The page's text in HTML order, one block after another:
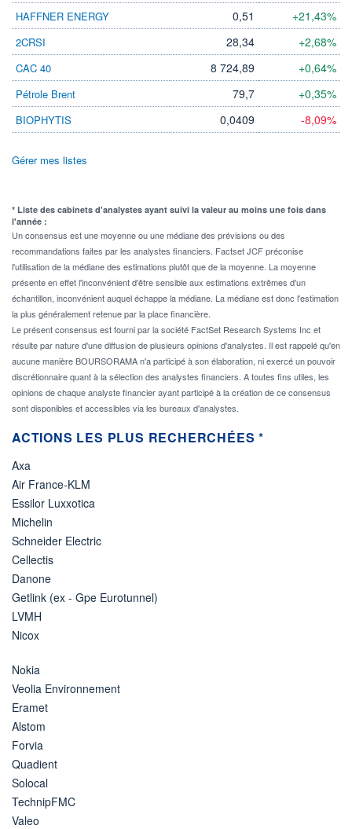
HAFFNER ENERGY 0,51 +21,43%
2CRSI 28,34 +2,68%
CAC 40 8 724,89 +0,64%
Pétrole Brent 79,7 +0,35%
BIOPHYTIS 0,0409 -8,09%
Gérer mes listes
* Liste des cabinets d'analystes ayant suivi la valeur au moins une fois dans
l'année :
Un consensus est une moyenne ou une médiane des prévisions ou des
recommandations faites par les analystes financiers. Factset JCF préconise
l'utilisation de la médiane des estimations plutôt que de la moyenne. La moyenne
présente en effet l'inconvénient d'être sensible aux estimations extrêmes d'un
échantillon, inconvénient auquel échappe la médiane. La médiane est donc l'estimation
la plus généralement retenue par la place financière.
Le présent consensus est fourni par la société FactSet Research Systems Inc et
résulte par nature d'une diffusion de plusieurs opinions d'analystes. Il est rappelé qu'en
aucune manière BOURSORAMA n'a participé à son élaboration, ni exercé un pouvoir
discrétionnaire quant à la sélection des analystes financiers. A toutes fins utiles, les
opinions de chaque analyste financier ayant participé à la création de ce consensus
sont disponibles et accessibles via les bureaux d'analystes.
ACTIONS LES PLUS RECHERCHÉES *
Axa
Air France-KLM
Essilor Luxxotica
Michelin
Schneider Electric
Cellectis
Danone
Getlink (ex - Gpe Eurotunnel)
LVMH
Nicox
Nokia
Veolia Environnement
Eramet
Alstom
Forvia
Quadient
Solocal
TechnipFMC
Valeo